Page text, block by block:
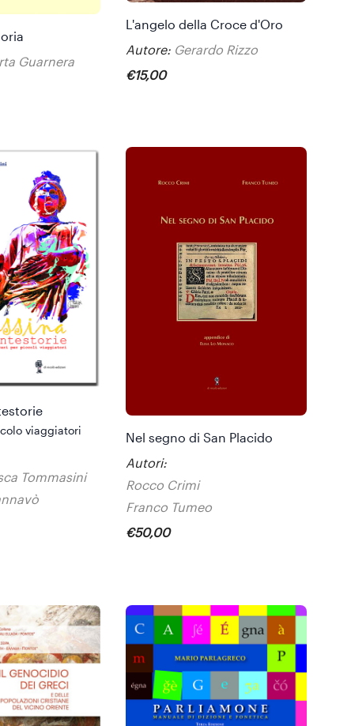
Guarnera
L'angelo della Croce d'Oro
Autore: Gerardo Rizzo
€15,00
viaggiatori
Tommasini
Nel segno di San Placido
Autori:
Rocco Crimi
Franco Tumeo
€50,00